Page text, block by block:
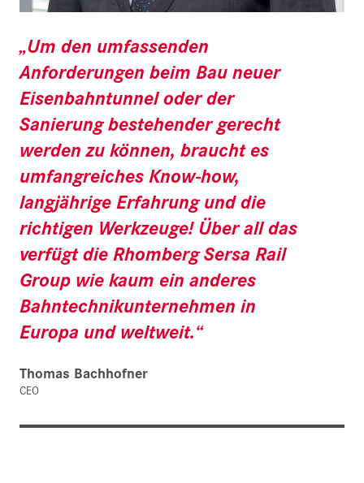
„Um den umfassenden
Anforderungen beim Bau neuer
Eisenbahntunnel oder der
Sanierung bestehender gerecht
werden zu können, braucht es
umfangreiches Know-how,
langjährige Erfahrung und die
richtigen Werkzeuge! Über all das
verfügt die Rhomberg Sersa Rail
Group wie kaum ein anderes
Bahntechnikunternehmen in
Europa und weltweit.“
Thomas Bachhofner
CEO